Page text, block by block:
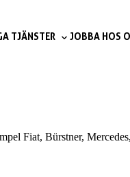
TJÄNSTER JOBBA HOS
Fiat, Bürstner,